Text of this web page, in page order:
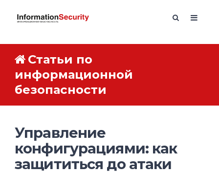
Статьи по
информационной
безопасности
Управление
конфигурациями: как
защититься до атаки